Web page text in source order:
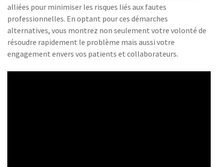
alliées pour minimiser les risques liés aux fautes
professionnelles. En optant pour ces démarches
alternatives, vous montrez non seulement votre volonté de
résoudre rapidement le problème mais aussi votre
engagement envers vos patients et collaborateurs.